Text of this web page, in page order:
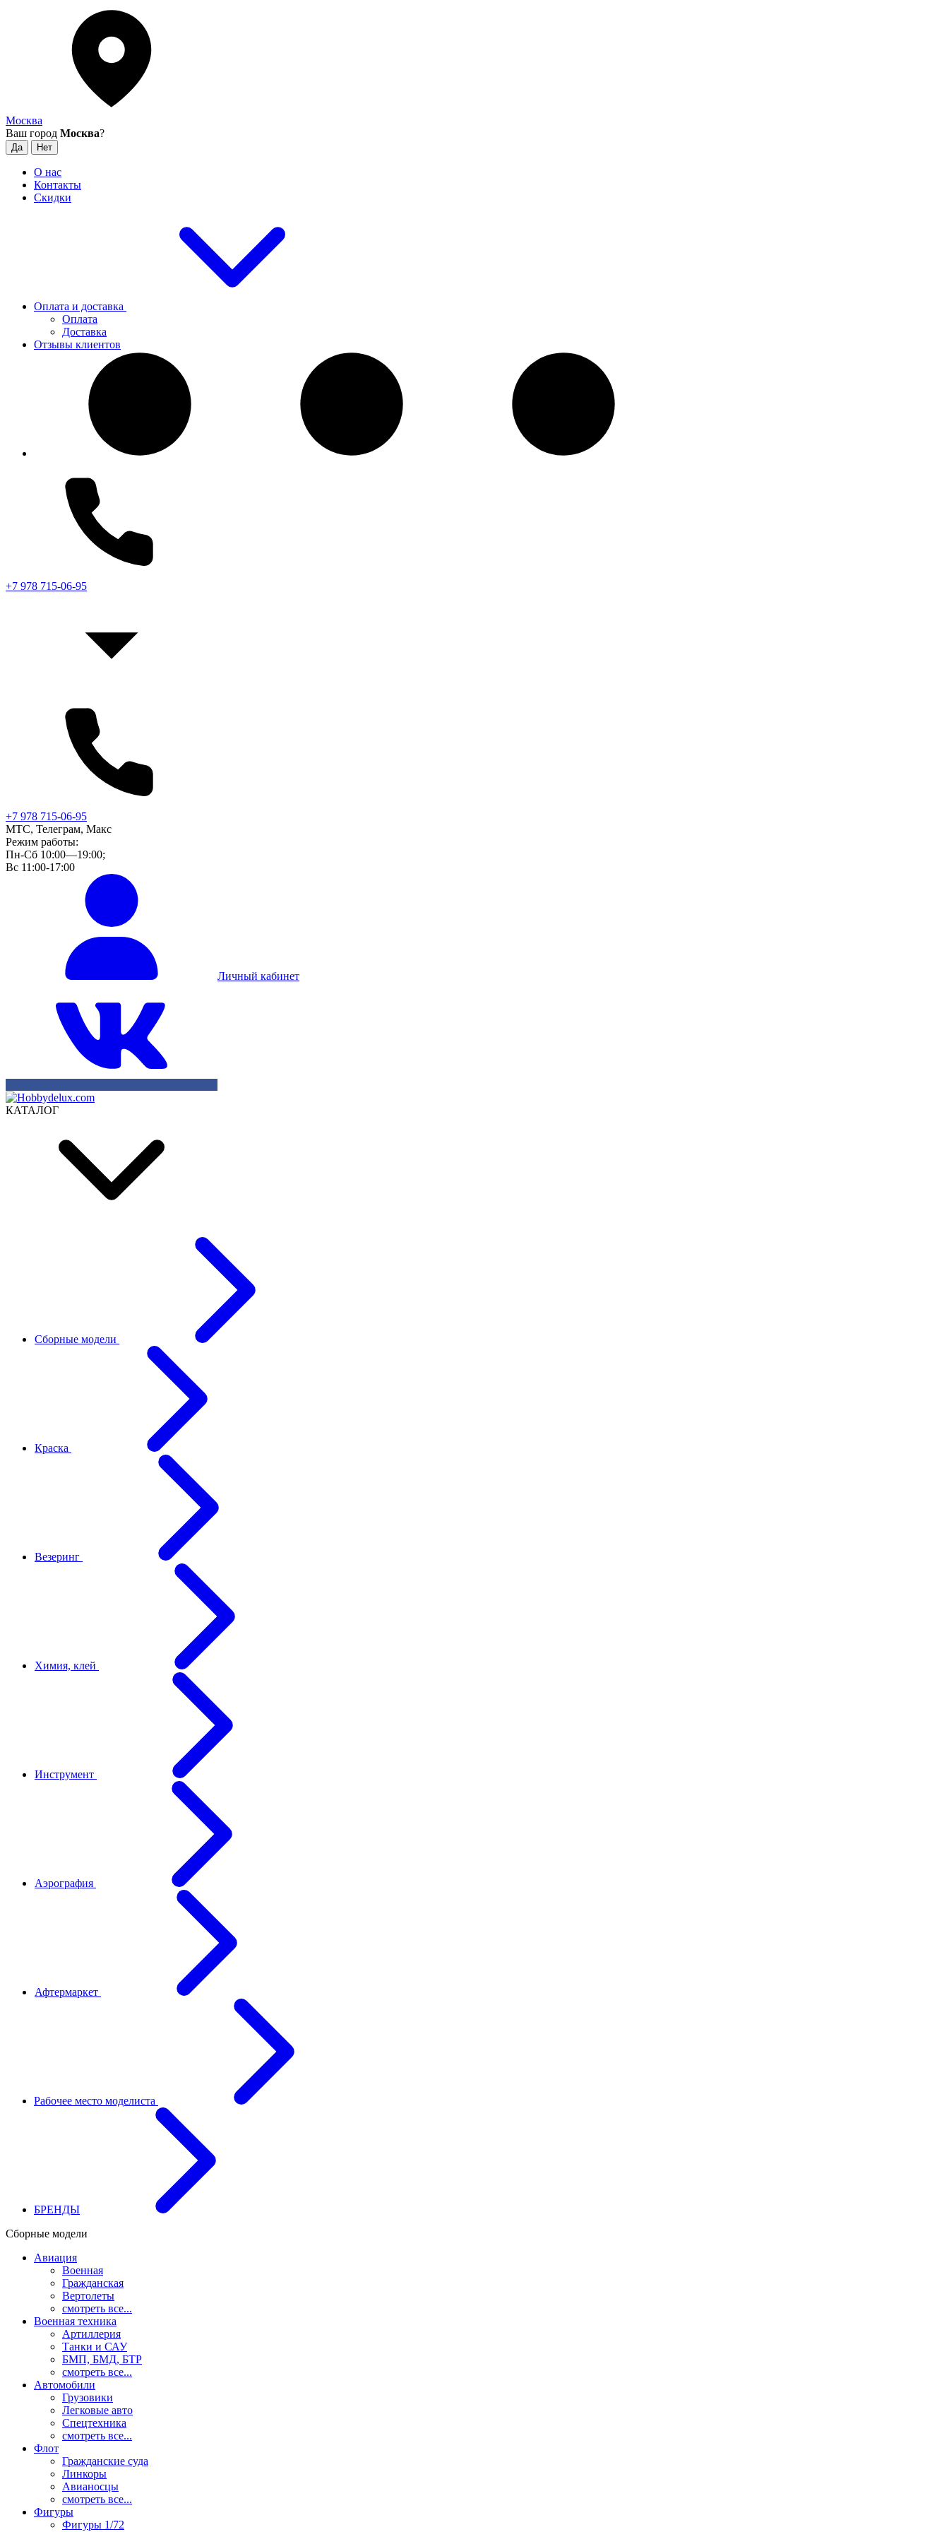
Москва
Ваш город Москва?
О нас
Контакты
Скидки
Оплата и доставка
Оплата
Доставка
Отзывы клиентов
+7 978 715-06-95
+7 978 715-06-95
МТС, Телеграм, Макс
Режим работы:
Пн-Сб 10:00—19:00;
Вс 11:00-17:00
Личный кабинет
КАТАЛОГ
Сборные модели
Краска
Везеринг
Химия, клей
Инструмент
Аэрография
Афтермаркет
Рабочее место моделиста
БРЕНДЫ
Сборные модели
Авиация
Военная
Гражданская
Вертолеты
смотреть все...
Военная техника
Артиллерия
Танки и САУ
БМП, БМД, БТР
смотреть все...
Автомобили
Грузовики
Легковые авто
Спецтехника
смотреть все...
Флот
Гражданские суда
Линкоры
Авианосцы
смотреть все...
Фигуры
Фигуры 1/72